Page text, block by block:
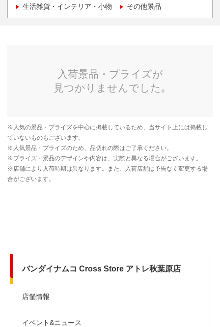
生活雑貨・インテリア・小物 その他景品
バンダイナムコ Cross Store アトレ秋葉原店
店舗情報
イベント&ニュース